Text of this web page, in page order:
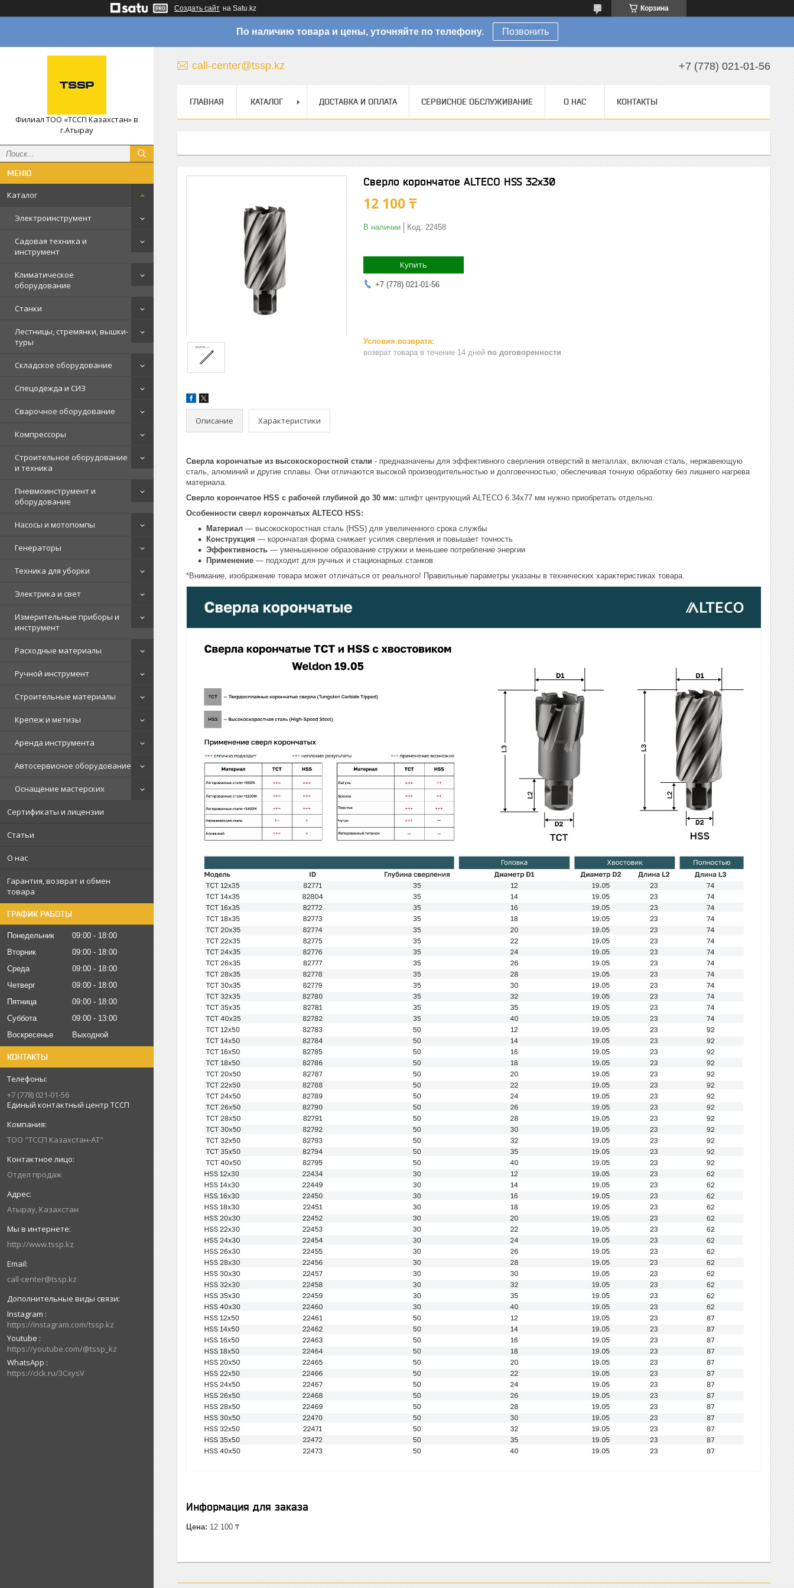
Создать сайт на Satu.kz Корзина
По наличию товара и цены, уточняйте по телефону. Позвонить
Филиал ТОО «ТССП Казахстан» в
г.Атырау
Каталог
Электроинструмент
Садовая техника и
инструмент
Климатическое
оборудование
Станки
Лестницы, стремянки, вышки-
туры
Складское оборудование
Спецодежда и СИЗ
Сварочное оборудование
Компрессоры
Строительное оборудование
и техника
Пневмоинструмент и
оборудование
Насосы и мотопомпы
Генераторы
Техника для уборки
Электрика и свет
Измерительные приборы и
инструмент
Расходные материалы
Ручной инструмент
Строительные материалы
Крепеж и метизы
Аренда инструмента
Автосервисное оборудование
Оснащение мастерских
Сертификаты и лицензии
Статьи
О нас
Гарантия, возврат и обмен
товара
ГРАФИК РАБОТЫ
Понедельник 09:00
18:00
Вторник
09:00
18:00
Среда
09:00
18:00
Четверг
09:00
18:00
Пятница
09:00
18:00
Суббота
09:00
13:00
Воскресенье
Выходной
КОНТАКТЫ
+7 (778) 021-01-56
Единый контактный центр ТССП
ТОО "ТССП Казахстан-АТ"
Отдел продаж
Атырау, Казахстан
http://www.tssp.kz
call-center@tssp.kz
Instagram
https://instagram.com/tssp.kz
Youtube
https://youtube.com/@tssp_kz
WhatsApp
https://clck.ru/3CxysV
call-center@tssp.kz +7 (778) 021-01-56
ГЛАВНАЯ КАТАЛОГ ДОСТАВКА И ОПЛАТА СЕРВИСНОЕ ОБСЛУЖИВАНИЕ О НАС КОНТАКТЫ
Сверло корончатое ALTECO HSS 32x30
12 100 ₸
В наличии Код: 22458
Купить
+7 (778) 021-01-56
возврат товара в течение 14 дней по договоренности
Описание Характеристики
Сверла корончатые из высокоскоростной стали - предназначены для эффективного сверления отверстий в металлах, включая сталь, нержавеющую
сталь, алюминий и другие сплавы. Они отличаются высокой производительностью и долговечностью, обеспечивая точную обработку без лишнего нагрева
материала.
Сверло корончатое HSS с рабочей глубиной до 30 мм: штифт центрующий ALTECO 6.34х77 мм нужно приобретать отдельно.
Особенности сверл корончатых ALTECO HSS:
Материал — высокоскоростная сталь (HSS) для увеличенного срока службы
Конструкция — корончатая форма снижает усилия сверления и повышает точность
Эффективность — уменьшенное образование стружки и меньшее потребление энергии
Применение — подходит для ручных и стационарных станков
*Внимание, изображение товара может отличаться от реального! Правильные параметры указаны в технических характеристиках товара.
Информация для заказа
Цена: 12 100 ₸